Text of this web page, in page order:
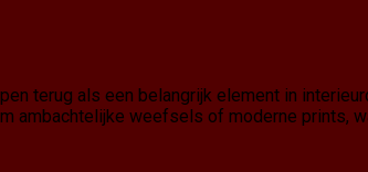
terug als een belangrijk element in
ambachtelijke weefsels of moderne prints,